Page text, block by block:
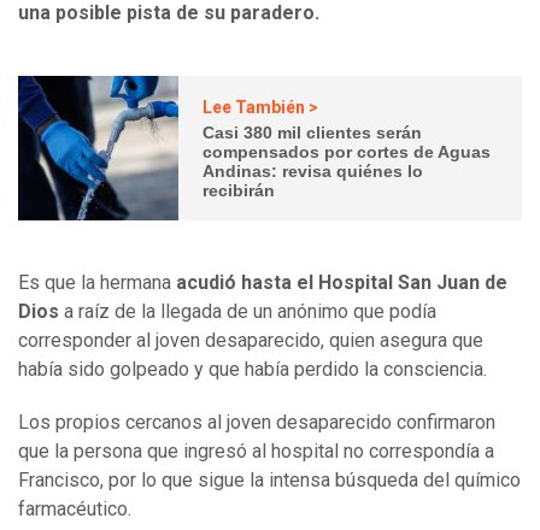
una posible pista de su paradero.
Lee También >
Casi 380 mil clientes serán
compensados por cortes de Aguas
Andinas: revisa quiénes lo
recibirán
Es que la hermana acudió hasta el Hospital San Juan de
Dios a raíz de la llegada de un anónimo que podía
corresponder al joven desaparecido, quien asegura que
había sido golpeado y que había perdido la consciencia.
Los propios cercanos al joven desaparecido confirmaron
que la persona que ingresó al hospital no correspondía a
Francisco, por lo que sigue la intensa búsqueda del químico
farmacéutico.